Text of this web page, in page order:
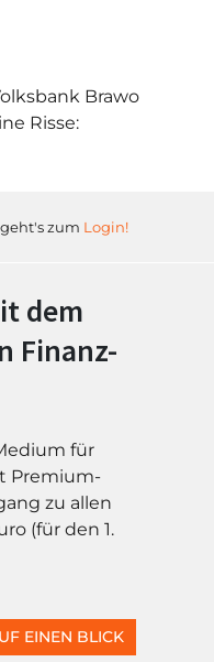
Brawo
Risse:
zum Login!
dem
Finanz-
für
Premium-
zu allen
(für den 1.
EINEN BLICK